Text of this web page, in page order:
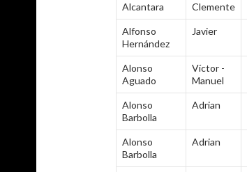
Alcantara Clemente
Alfonso
Hernández
Javier
Alonso
Aguado
Víctor -
Manuel
Alonso
Barbolla
Adrian
Alonso
Barbolla
Adrian